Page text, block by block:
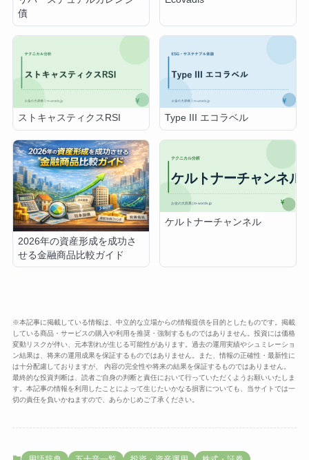
債
ストキャスティクスRSI Type III エコラベル
2026年の資産形成を成功さ
せる金融商品比較ガイド
ケルトナーチャンネル
※本記事に掲載している情報は、中立的な立場からの情報提供を目的としたものです。掲載
している商品・サービスの購入や利用を推奨・強制するものではありません。投資には価格
変動リスクが伴い、元本割れが生じる可能性があります。過去の運用実績やシュミレーショ
ン結果は、将来の運用成果を保証するものではありません。また、情報の正確性・最新性に
は十分配慮しておりますが、 内容の完全性や将来の結果を保証するものではありません。
最終的な投資判断は、読者ご自身の判断と責任において行っていただくようお願いいたしま
す。本記事の情報を利用したことによって生じたいかなる損害についても、当サイトでは一
切の責任を負いかねますので、あらかじめご了承ください。